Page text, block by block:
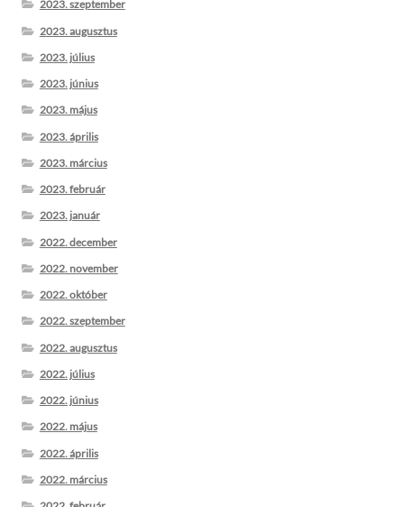
2023. szeptember
2023. augusztus
2023. július
2023. június
2023. május
2023. április
2023. március
2023. február
2023. január
2022. december
2022. november
2022. október
2022. szeptember
2022. augusztus
2022. július
2022. június
2022. május
2022. április
2022. március